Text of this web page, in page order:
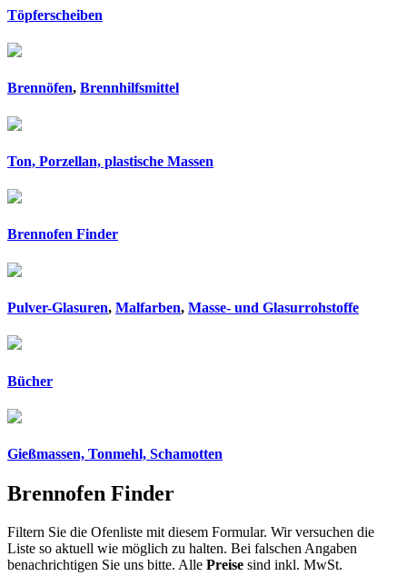
Töpferscheiben
Brennöfen, Brennhilfsmittel
Ton, Porzellan, plastische Massen
Brennofen Finder
Pulver-Glasuren, Malfarben, Masse- und Glasurrohstoffe
Bücher
Gießmassen, Tonmehl, Schamotten
Brennofen Finder
Filtern Sie die Ofenliste mit diesem Formular. Wir versuchen die
Liste so aktuell wie möglich zu halten. Bei falschen Angaben
benachrichtigen Sie uns bitte. Alle Preise sind inkl. MwSt.